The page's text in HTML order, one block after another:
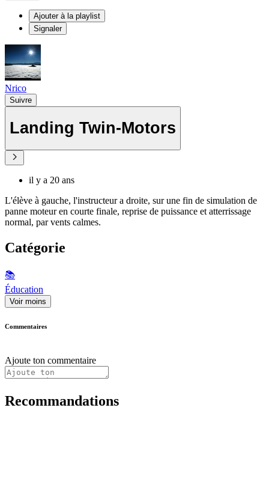
Ajouter à la playlist
Signaler
Nrico
Suivre
Landing Twin-Motors
il y a 20 ans
L'élève à gauche, l'instructeur a droite, sur une fin de simulation de
panne moteur en courte finale, reprise de puissance et atterrissage
normal, par vents calmes.
Catégorie
📚
Éducation
Voir moins
Commentaires
Ajoute ton commentaire
Recommandations